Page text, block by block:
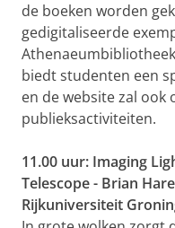
de boeken worden
gedigitaliseerde
biedt studenten een
en de website zal ook
publieksactiviteiten.
11.00 uur: Imaging
Telescope - Brian
Rijkuniversiteit